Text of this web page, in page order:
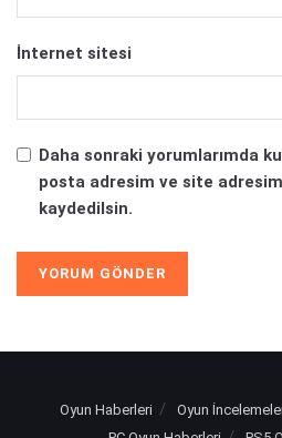
İnternet sitesi
Daha sonraki yorumlarımda
posta adresim ve site adresim
kaydedilsin.
Oyun Haberleri Oyun